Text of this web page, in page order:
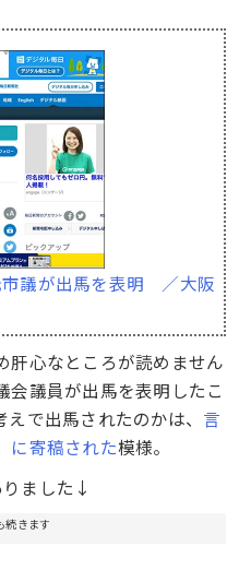
議が出馬を表明 ／大阪
肝心なところが読めません
会議員が出馬を表明したこ
で出馬されたのかは、 言
に寄稿された模様。
ました↓
続きます